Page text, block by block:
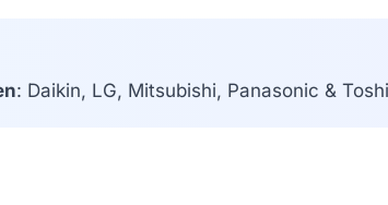
: Daikin, LG, Mitsubishi, Panasonic &